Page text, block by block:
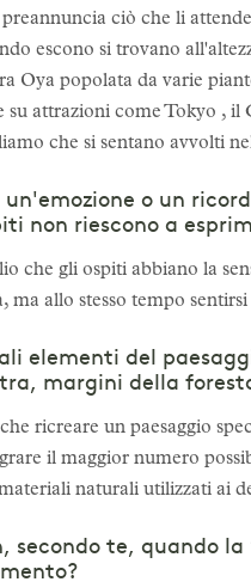
ciò che li
escono si trovano
Oya popolata da varie
su attrazioni come Tokyo ,
che si sentano avvolti
un'emozione o un
non riescono a
che gli ospiti abbiano la
ma allo stesso tempo
elementi del
margini della
ricreare un paesaggio
il maggior numero
naturali utilizzati ai
secondo te, quando la